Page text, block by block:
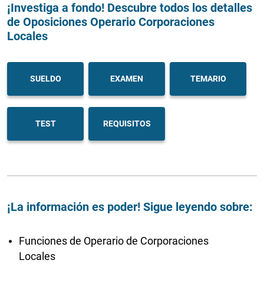
¡Investiga a fondo! Descubre todos los detalles
de Oposiciones Operario Corporaciones
Locales
SUELDO EXAMEN TEMARIO
TEST REQUISITOS
¡La información es poder! Sigue leyendo sobre:
Funciones de Operario de Corporaciones
Locales